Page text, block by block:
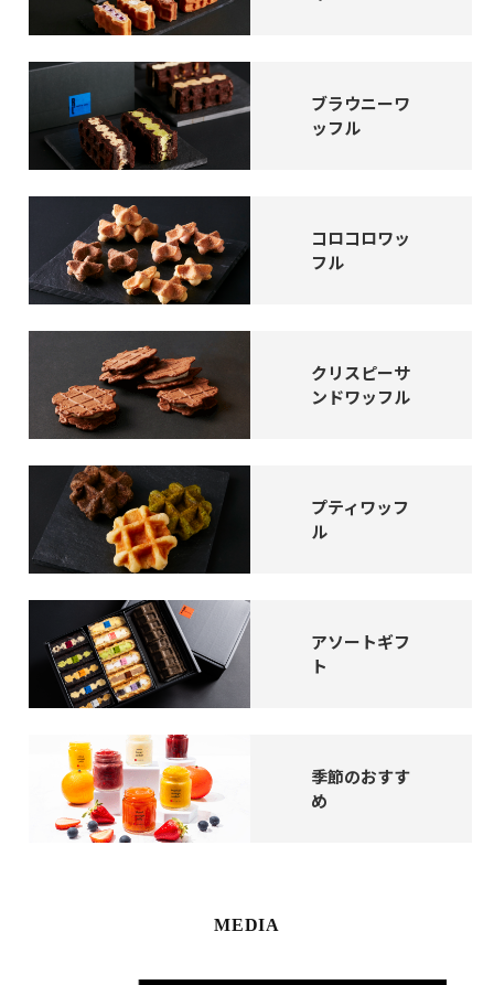
ブラウニーワ
ッフル
コロコロワッ
フル
クリスピーサ
ンドワッフル
プティワッフ
ル
アソートギフ
ト
季節のおすす
め
MEDIA